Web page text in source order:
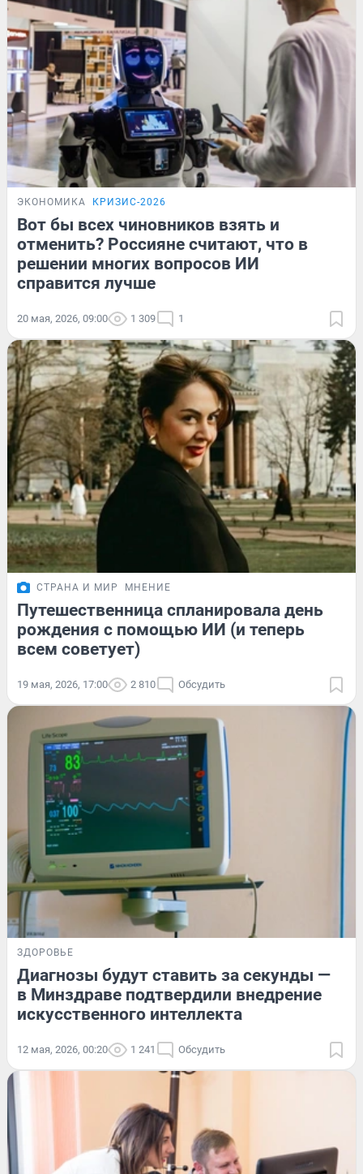
ЭКОНОМИКА КРИЗИС-2026
Вот бы всех чиновников взять и
отменить? Россияне считают, что в
решении многих вопросов ИИ
справится лучше
20 мая, 2026, 09:00 1 309 1
СТРАНА И МИР МНЕНИЕ
Путешественница спланировала день
рождения с помощью ИИ (и теперь
всем советует)
19 мая, 2026, 17:00 2 810 Обсудить
ЗДОРОВЬЕ
Диагнозы будут ставить за секунды —
в Минздраве подтвердили внедрение
искусственного интеллекта
12 мая, 2026, 00:20 1 241 Обсудить